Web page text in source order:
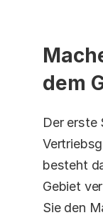
dem
Der erste
besteht
Gebiet
Sie den